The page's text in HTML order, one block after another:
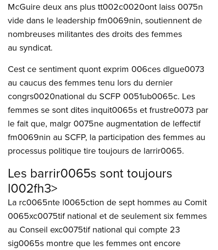
McGuire deux ans plus tt002c0020ont laiss 0075n
vide dans le leadership fm0069nin, soutiennent de
nombreuses militantes des droits des femmes
au syndicat.
Cest ce sentiment quont exprim 006ces dlgue0073
au caucus des femmes tenu lors du dernier
congrs0020national du SCFP 0051ub0065c. Les
femmes se sont dites inquit0065s et frustre0073 par
le fait que, malgr 0075ne augmentation de leffectif
fm0069nin au SCFP, la participation des femmes au
processus politique tire toujours de larrir0065.
Les barrir0065s sont toujours
l002fh3>
La rc0065nte l0065ction de sept hommes au Comit
0065xc0075tif national et de seulement six femmes
au Conseil exc0075tif national qui compte 23
sig0065s montre que les femmes ont encore